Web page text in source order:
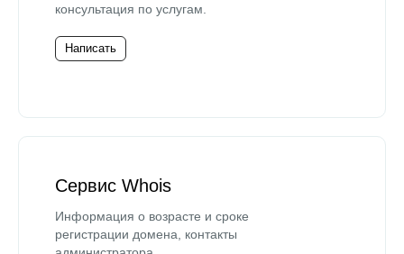
консультация по услугам.
Написать
Сервис Whois
Информация о возрасте и сроке
регистрации домена, контакты